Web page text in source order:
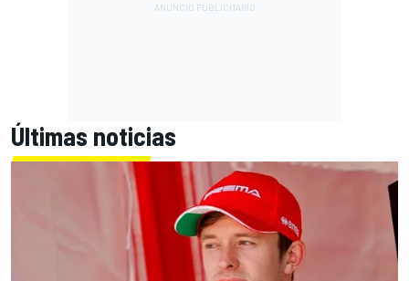
Últimas noticias